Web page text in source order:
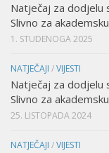
Natječaj za dodjelu
Slivno za
1. STUDENOGA 2025
NATJEČAJI /VIJESTI
Natječaj za dodjelu
Slivno za
25. LISTOPADA 2024
NATJEČAJI /VIJESTI